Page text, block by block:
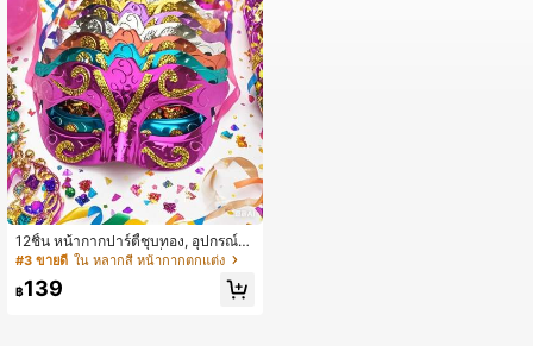
12ชิ้น หน้ากากปาร์ตี้ชุบทอง, อุปกรณ์เส
ริมงานแต่ง, หน้ากากเครื่องแต่งกายบอ
#3 ขายดี ใน หลากสี หน้ากากตกแต่ง
฿139